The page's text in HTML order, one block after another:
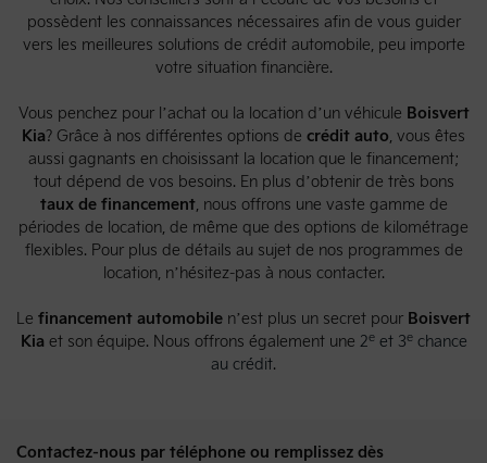
possèdent les connaissances nécessaires afin de vous guider
vers les meilleures solutions de crédit automobile, peu importe
votre situation financière.
Vous penchez pour l’achat ou la location d’un véhicule Boisvert
Kia? Grâce à nos différentes options de crédit auto, vous êtes
aussi gagnants en choisissant la location que le financement;
tout dépend de vos besoins. En plus d’obtenir de très bons
taux de financement, nous offrons une vaste gamme de
périodes de location, de même que des options de kilométrage
flexibles. Pour plus de détails au sujet de nos programmes de
location, n’hésitez-pas à nous contacter.
Le financement automobile n’est plus un secret pour Boisvert
Kia et son équipe. Nous offrons également une 2eet 3echance
au crédit.
Contactez-nous par téléphone ou remplissez dès